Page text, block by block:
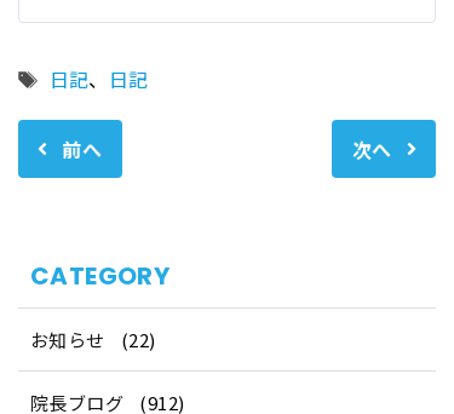
タ
日記、 日記
前へ 次へ
CATEGORY
お知らせ (22)
院長ブログ (912)